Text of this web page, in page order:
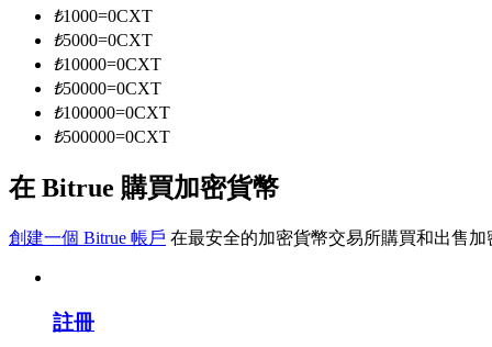
成為跟單交易員
坐享盈利分成和跟單分傭
合約資訊
₺1000=0CXT
₺5000=0CXT
₺10000=0CXT
₺50000=0CXT
₺100000=0CXT
₺500000=0CXT
在 Bitrue 購買加密貨幣
創建一個 Bitrue 帳戶 在最安全的加密貨幣交易所購買和出售加
註冊